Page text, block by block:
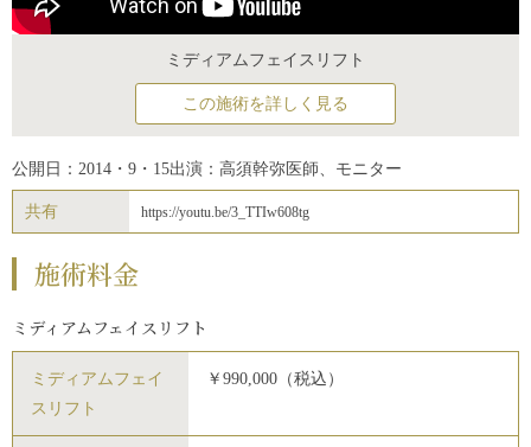
ミディアムフェイスリフト
この施術を詳しく見る
公開日：2014・9・15出演：高須幹弥医師、モニター
共有 https://youtu.be/3_TTIw608tg
施術料金
ミディアムフェイスリフト
ミディアムフェイ
スリフト
￥990,000（税込）